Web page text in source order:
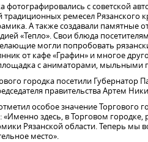
фотографировались с советской
традиционных ремесел Рязанского
А также создавали памятные
«Тепло». Свои блюда
могли попробовать
от кафе «Графин» и многое
с аниматорами, мыльными
городка посетили Губернатор
правительства Артем
особое значение Торгового
«Именно здесь, в Торговом
Рязанской области. Теперь мы
место».